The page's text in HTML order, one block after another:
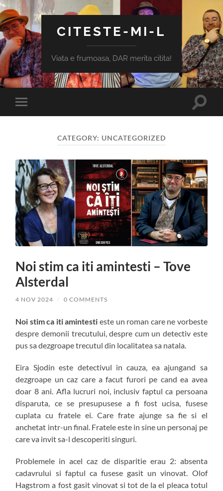
CITESTE-MI-L
Viata e frumoasa, DAR merita citita!
Toggle
mobile
Toggle
CATEGORY: UNCATEGORIZED
Noi stim ca iti amintesti – Tove
Alsterdal
4 NOV 2024 / 0 COMMENTS
Noi stim ca iti amintesti este un roman care ne vorbeste
despre demonii trecutului, despre cum un detectiv este
pus sa dezgroape trecutul din localitatea sa natala.
Eira Sjodin este detectivul in cauza, ea ajungand sa
dezgroape un caz care a facut furori pe cand ea avea
doar 8 ani. Afla lucruri noi, inclusiv faptul ca persoana
disparuta, ce se presupusese a fi fost ucisa, fusese
cuplata cu fratele ei. Care frate ajunge sa fie si el
anchetat intr-un final. Fratele este in sine un personaj pe
care va invit sa-l descoperiti singuri.
Problemele in acel caz de disparitie erau 2: absenta
cadavrului si faptul ca fusese gasit un vinovat. Olof
Hagstrom a fost gasit vinovat si tot de la el pleaca totul